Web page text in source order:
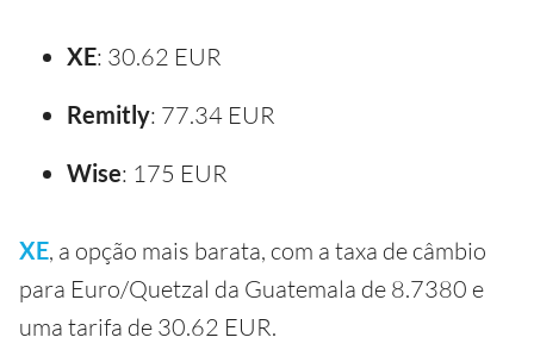
XE: 30.62 EUR
Remitly: 77.34 EUR
Wise: 175 EUR
XE, a opção mais barata, com a taxa de câmbio
para Euro/Quetzal da Guatemala de 8.7380 e
uma tarifa de 30.62 EUR.